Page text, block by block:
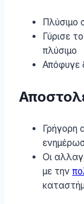
Πλύσιμο
Γύρισε
πλύσιμο
Απόφυγε
Γρήγορη
Οι
με την